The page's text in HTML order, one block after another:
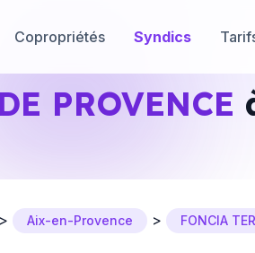
Copropriétés Syndics
PROVENCE
> Aix-en-Provence > FONCIA